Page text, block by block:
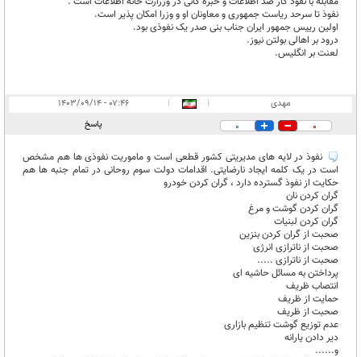
نفوذ تا سرحد ریاست جمهوری و معاونان او و وزرا امکان پذیر است.
اولین رییس جمهور ایران جناب بنی صدر یک نفوذی بود.
درود بر اهالی بولتن نیوز.
لعنت بر انگلیس.
مهدی |
|
۰۷:۴۶ - ۱۴۰۳/۰۹/۱۴
0
0 پاسخ
نفوذ در لایه های مدیریتی کشور قطعی است و ماموریت نفوذی ها هم مشخص
است در یک کلمه ایجاد نارضایتی. اقدامات دولت سوم روحانی در تمام جنبه ها هم
حکایت از نفوذ گسترده دارد ، گران کردن خودرو
گران کردن نان
گران کردن گوشت و مرغ
گران کردن لبنیات
صحبت از گران کردن بنزین
صحبت از ناترازی انرژی
صحبت از ناترازی .....
پرداختن به مسائل حاشیه ای
انتصاب ظریف
حمایت از ظریف
صحبت از ظریف
عدم توزیع گوشت تنظیم بازاری
دیر دادن یارانه
و......